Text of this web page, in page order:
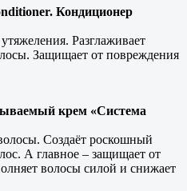
Кондиционер
Разглаживает
Защищает от повреждения
крем «Система
Создаёт роскошный
А главное – защищает от
волосы силой и снижает